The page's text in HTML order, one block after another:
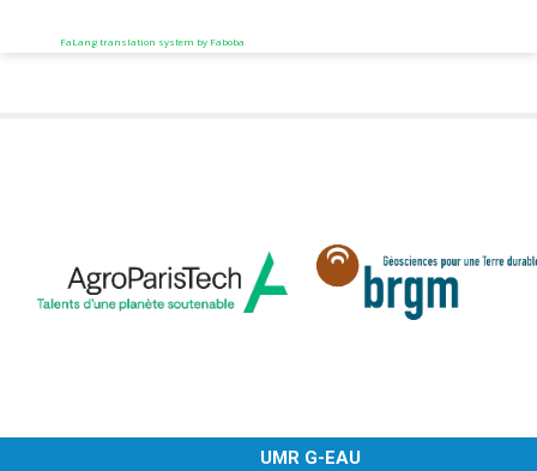
FaLang translation system by Faboba
UMR G-EAU